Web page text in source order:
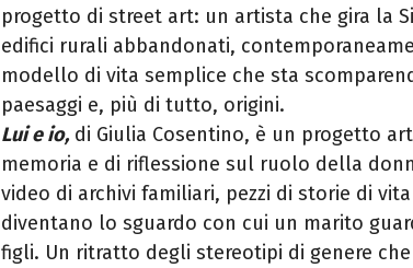
progetto di street art: un artista che gira la
edifici rurali abbandonati,
modello di vita semplice che sta
paesaggi e, più di tutto, origini.
Lui e io, di Giulia Cosentino, è un progetto
memoria e di riflessione sul ruolo della
video di archivi familiari, pezzi di storie di
diventano lo sguardo con cui un marito
figli. Un ritratto degli stereotipi di genere